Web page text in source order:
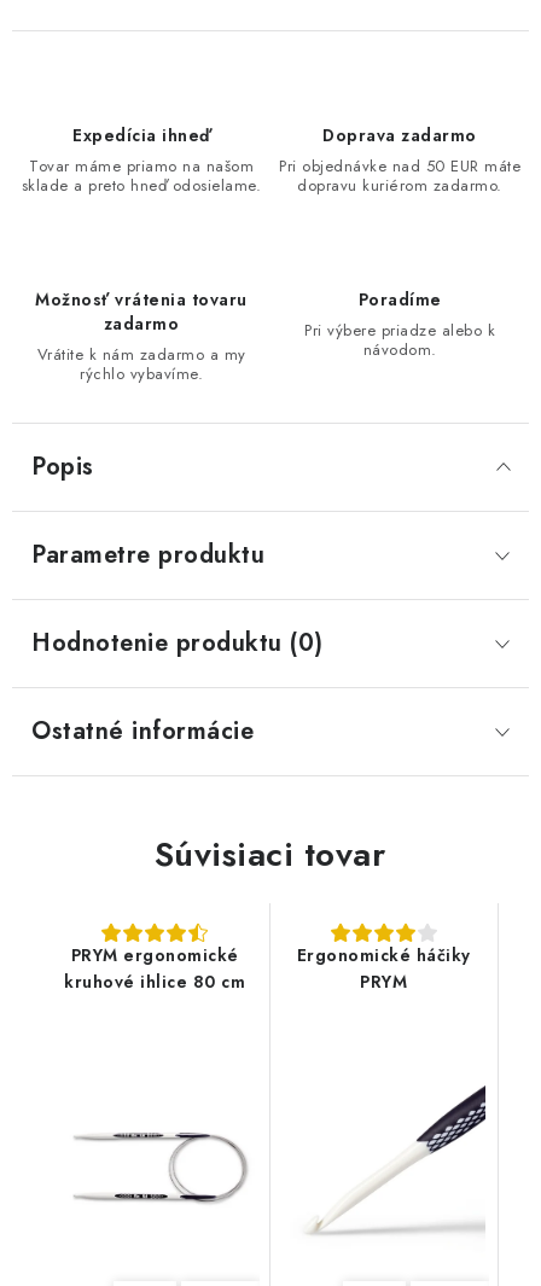
Expedícia ihneď
Tovar máme priamo na našom
sklade a preto hneď odosielame.
Doprava zadarmo
Pri objednávke nad 50 EUR máte
dopravu kuriérom zadarmo.
Možnosť vrátenia tovaru
zadarmo
Vrátite k nám zadarmo a my
rýchlo vybavíme.
Poradíme
Pri výbere priadze alebo k
návodom.
Popis
Parametre produktu
Hodnotenie produktu (0)
Ostatné informácie
Súvisiaci tovar
PRYM ergonomické
kruhové ihlice 80 cm
Ergonomické háčiky
PRYM